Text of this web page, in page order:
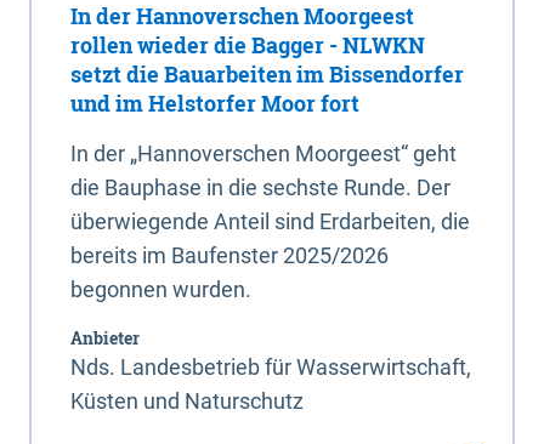
In der Hannoverschen Moorgeest
rollen wieder die Bagger - NLWKN
setzt die Bauarbeiten im Bissendorfer
und im Helstorfer Moor fort
In der „Hannoverschen Moorgeest“ geht
die Bauphase in die sechste Runde. Der
überwiegende Anteil sind Erdarbeiten, die
bereits im Baufenster 2025/2026
begonnen wurden.
Anbieter
Nds. Landesbetrieb für Wasserwirtschaft,
Küsten und Naturschutz